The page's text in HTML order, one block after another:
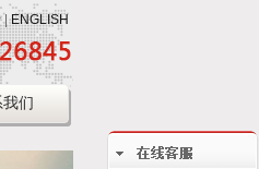
|ENGLISH
们